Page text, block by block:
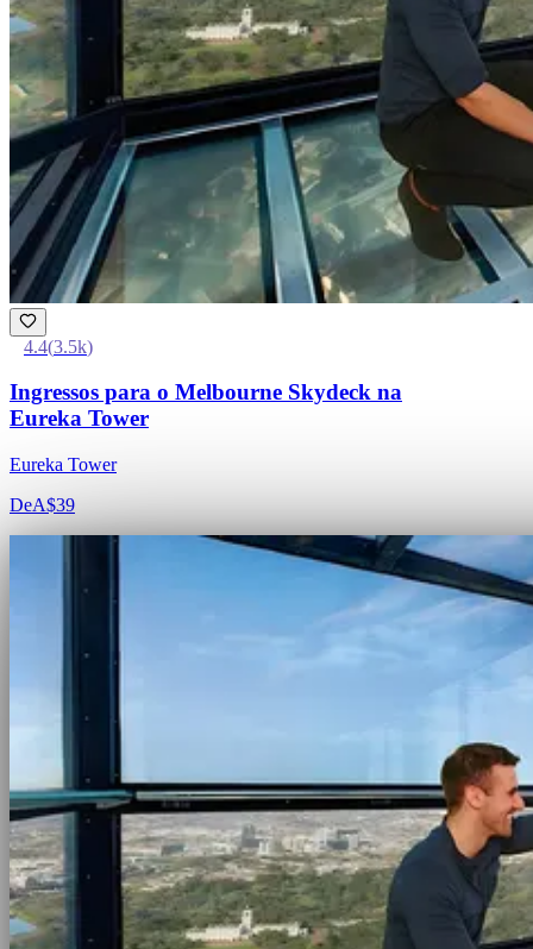
4.4(3.5k)
Ingressos para o Melbourne Skydeck na
Eureka Tower
Eureka Tower
DeA$39